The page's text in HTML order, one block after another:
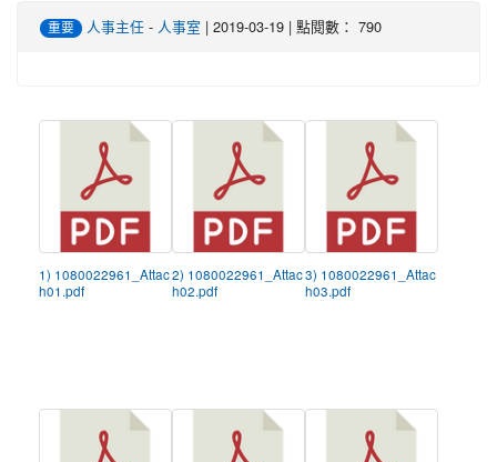
重要 人事主任 - 人事室 | 2019-03-19 | 點閱數： 790
1) 1080022961_Attac
h01.pdf
2) 1080022961_Attac
h02.pdf
3) 1080022961_Attac
h03.pdf